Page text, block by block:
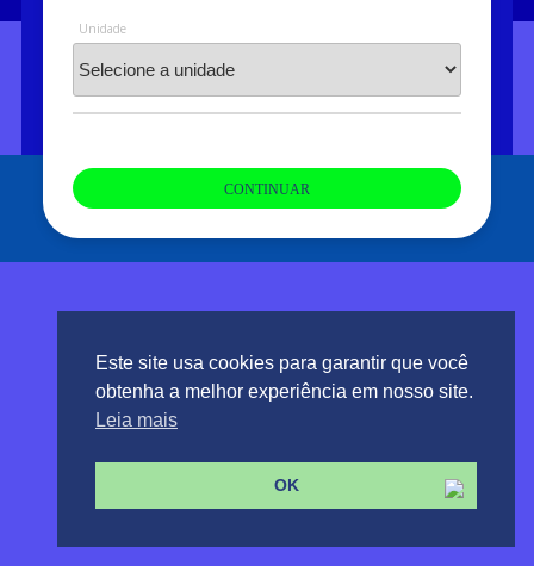
Unidade
CONTINUAR
Copyright © 2021 Ensino Lusófona. Todos os direitos
Este site usa cookies para garantir que você
obtenha a melhor experiência em nosso site.
Leia mais
OK